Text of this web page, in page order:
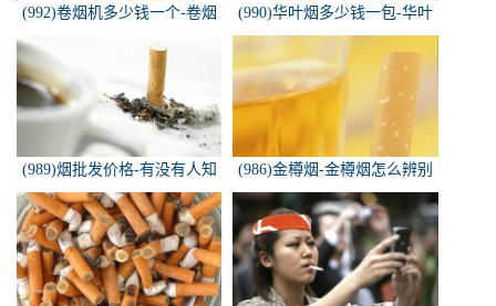
(992)卷烟机多少钱一个-卷烟
(990)华叶烟多少钱一包-华叶
烟价格多少钱一包
(989)烟批发价格-有没有人知
道，各种香烟批发价？
(986)金樽烟-金樽烟怎么辨别
真假